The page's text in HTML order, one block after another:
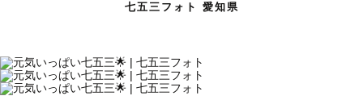
七五三フォト 愛知県